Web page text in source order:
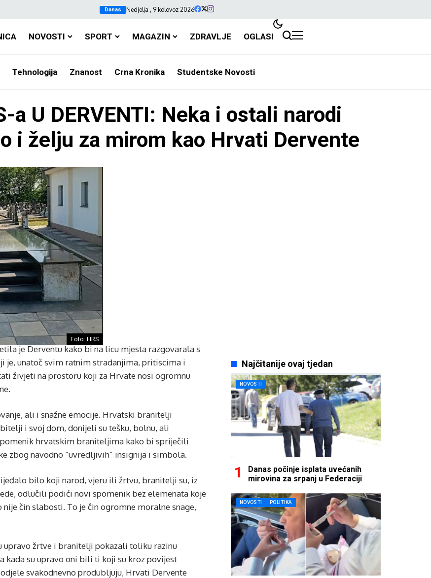
Danas Nedjelja , 9 kolovoz 2026
NOVOSTI SPORT MAGAZIN ZDRAVLJE OGLASI
Tehnologija Znanost Crna Kronika Studentske Novosti
a U DERVENTI: Neka i ostali narodi
i želju za mirom kao Hrvati Dervente
Foto: HRS
je Derventu kako bi na licu mjesta razgovarala s
unatoč svim ratnim stradanjima, pritiscima i
živjeti na prostoru koji za Hrvate nosi ogromnu
ali i snažne emocije. Hrvatski branitelji
i svoj dom, donijeli su tešku, bolnu, ali
hrvatskim braniteljima kako bi spriječili
zbog navodno “uvredljivih” insignija i simbola.
bilo koji narod, vjeru ili žrtvu, branitelji su, iz
odlučili podići novi spomenik bez elemenata koje
čin slabosti. To je čin ogromne moralne snage,
upravo žrtve i branitelji pokazali toliku razinu
kada su upravo oni bili ti koji su kroz povijest
svakodnevno produbljuju, Hrvati Dervente
Najčitanije ovaj tjedan
NOVOSTI
Danas počinje isplata uvećanih
mirovina za srpanj u Federaciji
NOVOSTI POLITIKA